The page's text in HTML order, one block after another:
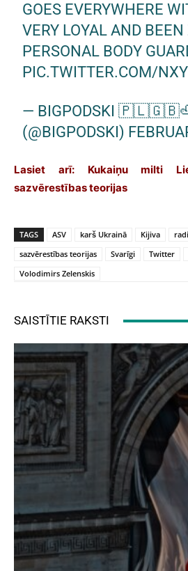
GOES EVERYWHERE
VERY LOYAL AND
PERSONAL BODY
PIC.TWITTER.COM/
— BIGPODSKI
(@BIGPODSKI)
Lasiet arī: Kukaiņu milti
sazvērestības teorijas
TAGS ASV karš Ukrainā Kijiva
sazvērestības teorijas
Svarīgi Twitter
Volodimirs Zelenskis
SAISTĪTIE RAKSTI